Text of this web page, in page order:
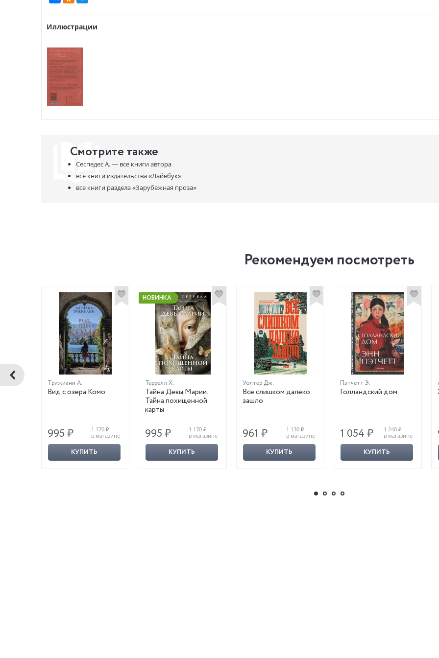
Иллюстрации
Смотрите также
Сеспедес А. — все книги автора
все книги издательства«Лайвбук»
все книги раздела«Зарубежная проза»
Рекомендуем посмотреть
Трижиани А.
Вид с озера Комо
995 ₽
1 170 ₽
в магазине
КУПИТЬ
НОВИНКА
Террелл Х.
Тайна Девы Марии.
Тайна похищенной
карты
995 ₽
1 170 ₽
в магазине
КУПИТЬ
Уолтер Дж.
Все слишком далеко
зашло
961 ₽
1 130 ₽
в магазине
КУПИТЬ
Пэтчетт Э.
Голландский дом
1 054 ₽
1 240 ₽
в магазине
КУПИТЬ